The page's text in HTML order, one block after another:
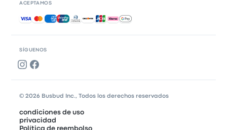
SÍGUENOS
ACEPTAMOS
Pagos aceptados
© 2026 Busbud Inc., Todos los derechos reservados
condiciones de uso
privacidad
Política de reembolso